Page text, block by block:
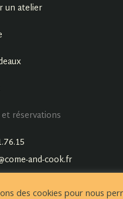
un atelier
réservations
and-cook.fr
des cookies pour nous